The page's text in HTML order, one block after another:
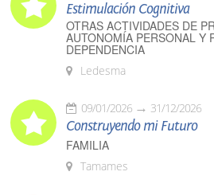
Estimulación Cognitiva
OTRAS ACTIVIDADES DE
AUTONOMÍA PERSONAL Y
DEPENDENCIA
Ledesma
09/01/2026 31/12/2026
Construyendo mi Futuro
FAMILIA
Tamames